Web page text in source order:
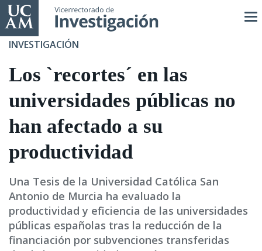
Pasar
al
contenido
INVESTIGACIÓN
Los `recortes´ en las
universidades públicas no
han afectado a su
productividad
Una Tesis de la Universidad Católica San
Antonio de Murcia ha evaluado la
productividad y eficiencia de las universidades
públicas españolas tras la reducción de la
financiación por subvenciones transferidas